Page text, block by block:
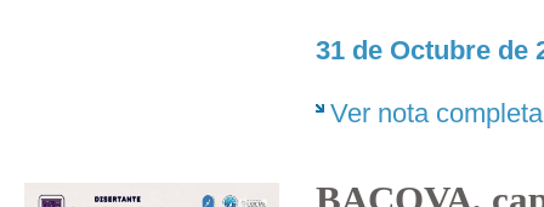
31 de Octubre de
Ver nota completa